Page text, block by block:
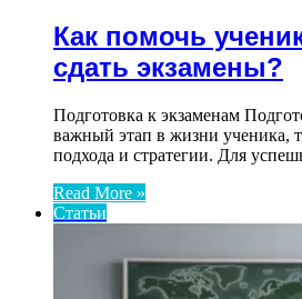
Как помочь
сдать экзамены?
Подготовка к экзаменам
важный этап в жизни ученика,
подхода и стратегии. Для
Read More »
Статьи